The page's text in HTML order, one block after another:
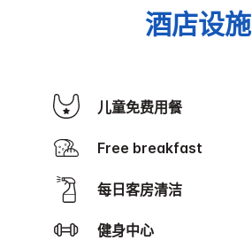
酒店设施
儿童免费用餐
Free breakfast
每日客房清洁
健身中心